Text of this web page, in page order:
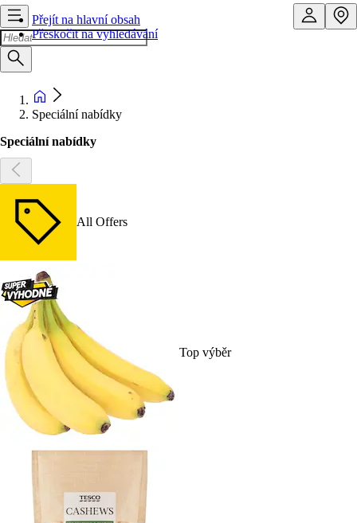
Přejít na hlavní obsah
Přeskočit na vyhledávání
Speciální nabídky
Speciální nabídky
All Offers
Top výběr